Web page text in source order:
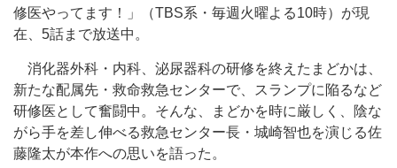
修医やってます！」（TBS系・毎週火曜よる10時）が現
在、5話まで放送中。
消化器外科・内科、泌尿器科の研修を終えたまどかは、
新たな配属先・救命救急センターで、スランプに陥るなど
研修医として奮闘中。そんな、まどかを時に厳しく、陰な
がら手を差し伸べる救急センター長・城崎智也を演じる佐
藤隆太が本作への思いを語った。